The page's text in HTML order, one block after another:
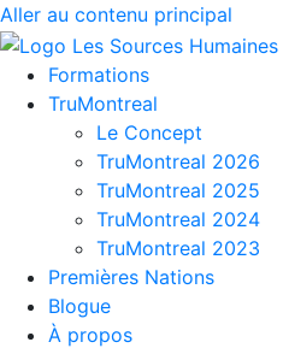
Aller au contenu principal
Formations
TruMontreal
Le Concept
TruMontreal 2026
TruMontreal 2025
TruMontreal 2024
TruMontreal 2023
Premières Nations
Blogue
À propos